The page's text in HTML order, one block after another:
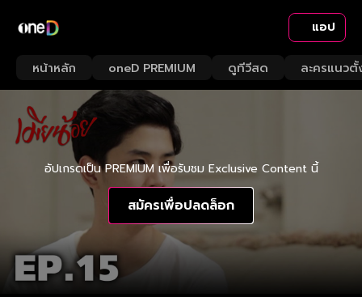
แอป
หน้าหลัก oneD PREMIUM ดูทีวีสด ละครแนวตั้
อัปเกรดเป็น PREMIUM เพื่อรับชม Exclusive Content นี้
สมัครเพื่อปลดล็อก